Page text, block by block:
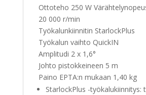
Ottoteho 250 W
20 000 r/min
Työkalunkiinnitin StarlockPlus
Työkalun vaihto QuickIN
Amplitudi 2 x 1,6°
Johto pistokkeineen 5 m
Paino EPTA:n mukaan 1,40 kg
StarlockPlus -työkalukiinnitys: